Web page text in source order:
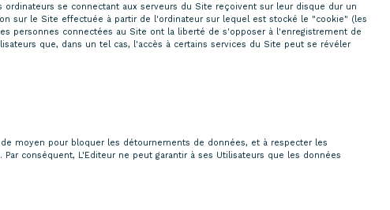
se connectant aux serveurs du Site reçoivent sur leur disque dur un
sur le Site effectuée à partir de l'ordinateur sur lequel est stocké le "cookie" (les
personnes connectées au Site ont la liberté de s'opposer à l'enregistrement de
que, dans un tel cas, l'accès à certains services du Site peut se révéler
moyen pour bloquer les détournements de données, et à respecter les
conséquent, L'Editeur ne peut garantir à ses Utilisateurs que les données